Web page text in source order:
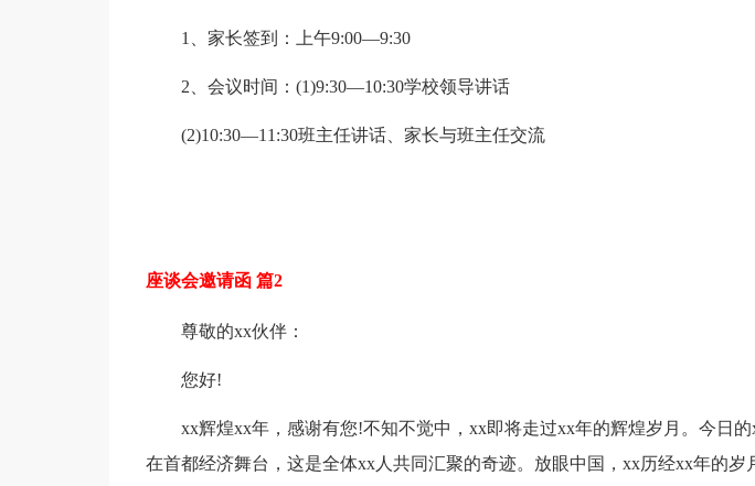
1、家长签到：上午9:00—9:30
2、会议时间：(1)9:30—10:30学校领导讲话
(2)10:30—11:30班主任讲话、家长与班主任交流
座谈会邀请函 篇2
尊敬的xx伙伴：
您好!
xx辉煌xx年，感谢有您!不知不觉中，xx即将走过xx年的辉煌岁月。今日
在首都经济舞台，这是全体xx人共同汇聚的奇迹。放眼中国，xx历经xx年的岁